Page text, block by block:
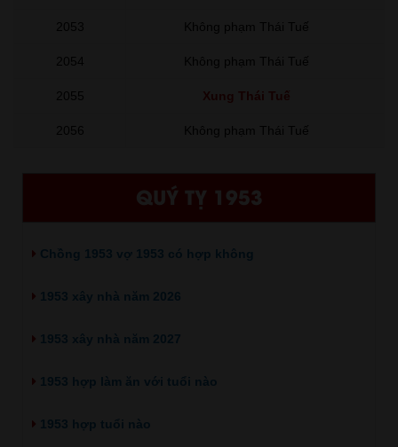
2053 Không phạm Thái Tuế
2054 Không phạm Thái Tuế
2055 Xung Thái Tuế
2056 Không phạm Thái Tuế
QUÝ TỴ 1953
Chồng 1953 vợ 1953 có hợp không
1953 xây nhà năm 2026
1953 xây nhà năm 2027
1953 hợp làm ăn với tuổi nào
1953 hợp tuổi nào